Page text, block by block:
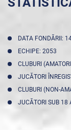
DATA FONDĂRII:
ECHIPE: 2053
CLUBURI
JUCĂTORI
CLUBURI (NON-
JUCĂTORI SUB